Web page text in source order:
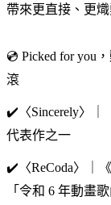
帶來更直接、更
💿 Picked for you
滾
✔️〈Sincerely〉｜
代表作之一
✔️〈ReCoda〉｜
「令和 6 年動畫